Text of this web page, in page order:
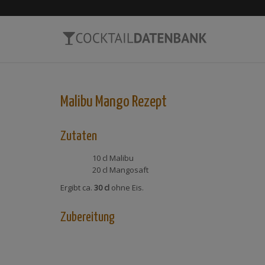
Malibu Mango Rezept
Zutaten
10 cl Malibu
20 cl Mangosaft
Ergibt ca. 30 cl ohne Eis.
Zubereitung